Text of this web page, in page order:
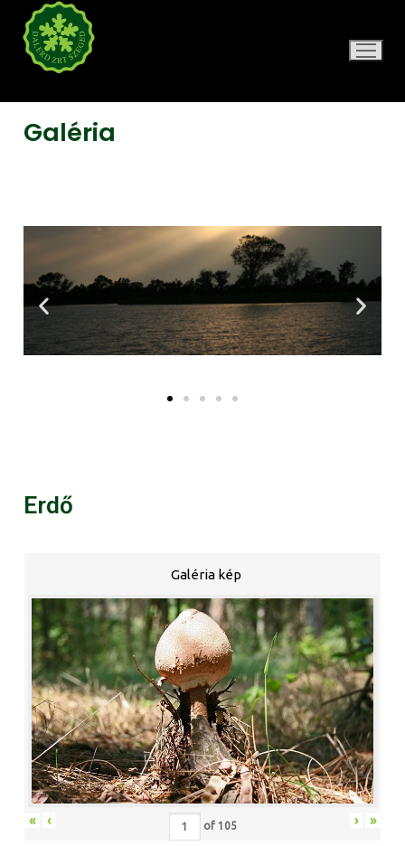
Galéria
Erdő
Galéria kép
« ‹ of 105 › »